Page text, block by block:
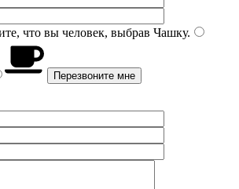
что вы человек, выбрав Чашку.